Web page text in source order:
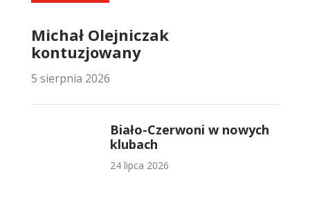
Michał Olejniczak
kontuzjowany
5 sierpnia 2026
Biało-Czerwoni w nowych
klubach
24 lipca 2026